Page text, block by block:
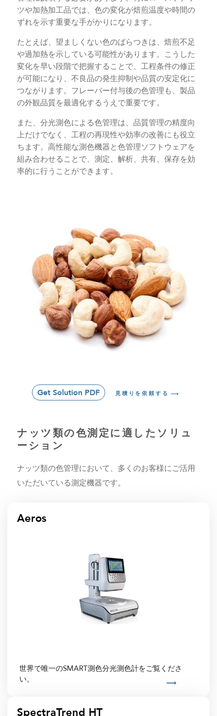
ツや加熱加工品では、色の変化が焙煎温度や時間の
ずれを示す重要な手がかりになります。
たとえば、望ましくない色のばらつきは、焙煎不足
や過加熱を示している可能性があります。こうした
変化を早い段階で把握することで、工程条件の修正
が可能になり、不良品の発生抑制や品質の安定化に
つながります。フレーバー付与後の色管理も、製品
の外観品質を最適化するうえで重要です。
また、分光測色による色管理は、品質管理の精度向
上だけでなく、工程の再現性や効率の改善にも役立
ちます。高性能な測色機器と色管理ソフトウェアを
組み合わせることで、測定、解析、共有、保存を効
率的に行うことができます。
Get Solution PDF 見積りを依頼する
ナッツ類の色測定に適したソリュ
ーション
ナッツ類の色管理において、多くのお客様にご活用
いただいている測定機器です。
Aeros
世界で唯一のSMART測色分光測色計をご覧くださ
い。
SpectraTrend HT